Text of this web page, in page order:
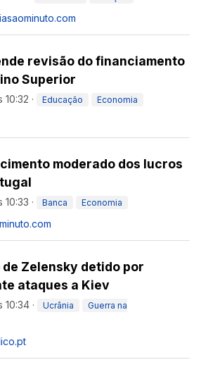
revisão do financiamento
Superior
10:32 · Educação Economia
moderado dos lucros
10:33 · Banca Economia
Zelensky detido por
ataques a Kiev
10:34 · Ucrânia
Guerra na